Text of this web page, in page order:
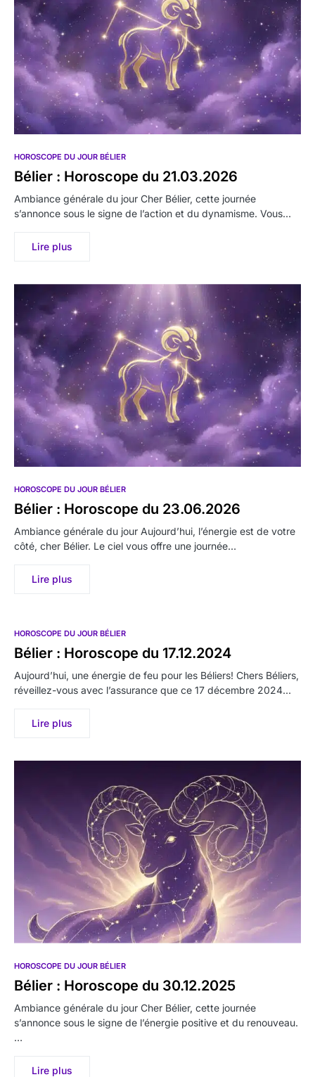
HOROSCOPE DU JOUR BÉLIER
Bélier : Horoscope du 21.03.2026
Ambiance générale du jour Cher Bélier, cette journée
s’annonce sous le signe de l’action et du dynamisme. Vous…
Lire plus
HOROSCOPE DU JOUR BÉLIER
Bélier : Horoscope du 23.06.2026
Ambiance générale du jour Aujourd’hui, l’énergie est de votre
côté, cher Bélier. Le ciel vous offre une journée…
Lire plus
HOROSCOPE DU JOUR BÉLIER
Bélier : Horoscope du 17.12.2024
Aujourd’hui, une énergie de feu pour les Béliers! Chers Béliers,
réveillez-vous avec l’assurance que ce 17 décembre 2024…
Lire plus
HOROSCOPE DU JOUR BÉLIER
Bélier : Horoscope du 30.12.2025
Ambiance générale du jour Cher Bélier, cette journée
s’annonce sous le signe de l’énergie positive et du renouveau.
…
Lire plus